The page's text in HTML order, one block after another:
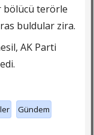
bölücü terörle
buldular zira.
AK Parti
Gündem